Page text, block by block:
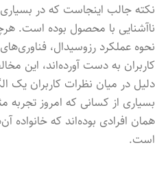
نکته جالب اینجاست که در بسیاری
ناآشنایی با محصول بوده است.
نحوه عملکرد رزوسیدال،
کاربران به دست آورده‌اند، این
دلیل در میان نظرات کاربران
بسیاری از کسانی که امروز تجربه
همان افرادی بوده‌اند که خانواده
است.